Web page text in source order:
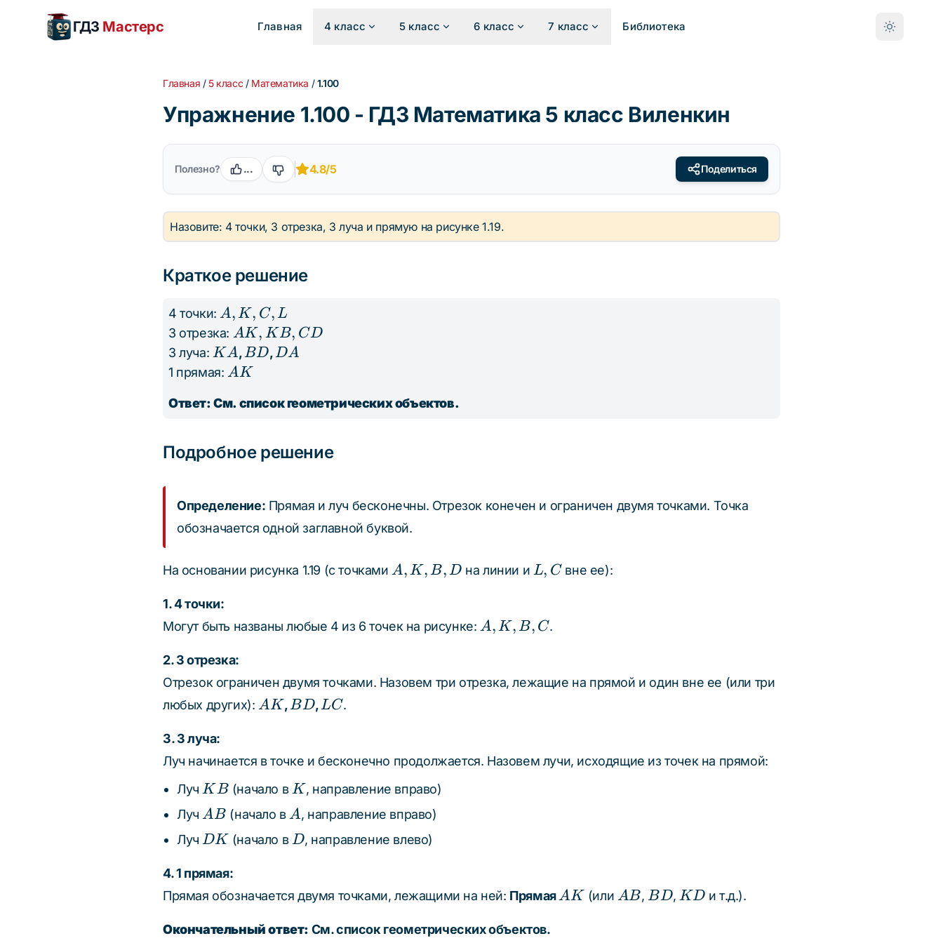
ГДЗ Мастерс Главная 4 класс 5 класс 6 класс 7 класс Библиотека
Главная / 5 класс / Математика /1.100
Упражнение 1.100 - ГДЗ Математика 5 класс Виленкин
Полезно? ... 4.8/5 Поделиться
Назовите: 4 точки, 3 отрезка, 3 луча и прямую на рисунке 1.19.
Краткое решение
4 точки: A,
K,
C,
L
A, K, C,L
3 отрезка: AK,
KB,
CD
AK, KB, CD
3 луча: KA
KA,BD
BD,DA
DA
1 прямая: AK
AK
Ответ: См. список геометрических объектов.
Подробное решение
Определение: Прямая и луч бесконечны. Отрезок конечен и ограничен двумя точками. Точка
обозначается одной заглавной буквой.
На основании рисунка 1.19 (с точками A,
D
A,K, B, D на линии и L,
L, Cвне ее):
1. 4 точки:
Могут быть названы любые 4 из 6 точек на рисунке: A,
C
A,K, B, C.
2. 3 отрезка:
Отрезок ограничен двумя точками. Назовем три отрезка, лежащие на прямой и один вне ее (или три
любых других): AK
AK, BD
BD, LC
LC.
3. 3 луча:
Луч начинается в точке и бесконечно продолжается. Назовем лучи, исходящие из точек на прямой:
Луч KB
KB (начало в K
K, направление вправо)
Луч AB
AB (начало в A
A, направление вправо)
Луч DK
DK (начало в D
D, направление влево)
4. 1 прямая:
Прямая обозначается двумя точками, лежащими на ней: Прямая AK
AK (или AB
AB, BD
BD, KD
KD и т.д.).
Окончательный ответ: См. список геометрических объектов.